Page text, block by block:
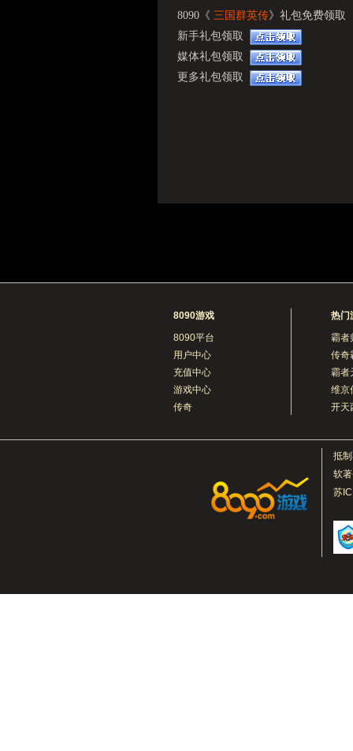
8090《 三国群英传》礼包免费领取
新手礼包领取
媒体礼包领取
更多礼包领取
8090游戏
8090平台
用户中心
充值中心
游戏中心
传奇
热门
霸者
传奇
霸者
维京
开天
抵
软
苏